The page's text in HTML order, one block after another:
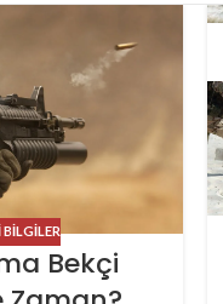
BILGILER
Bekçi